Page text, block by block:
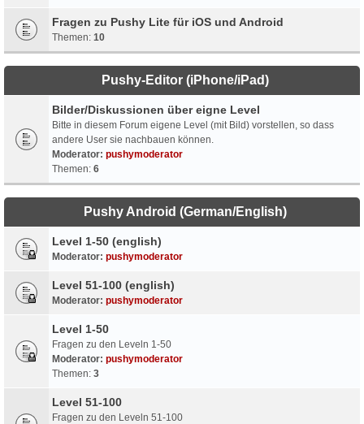
Fragen zu Pushy Lite für iOS und Android
Themen: 10
Pushy-Editor (iPhone/iPad)
Bilder/Diskussionen über eigne Level
Bitte in diesem Forum eigene Level (mit Bild) vorstellen, so dass
andere User sie nachbauen können.
Moderator: pushymoderator
Themen: 6
Pushy Android (German/English)
Level 1-50 (english)
Moderator: pushymoderator
Level 51-100 (english)
Moderator: pushymoderator
Level 1-50
Fragen zu den Leveln 1-50
Moderator: pushymoderator
Themen: 3
Level 51-100
Fragen zu den Leveln 51-100